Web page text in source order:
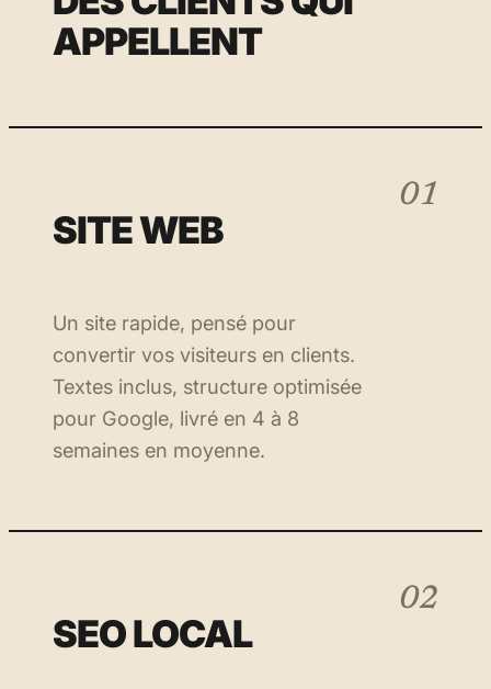
APPELLENT
SITE WEB
01
Un site rapide, pensé pour
convertir vos visiteurs en clients.
Textes inclus, structure optimisée
pour Google, livré en 4 à 8
semaines en moyenne.
SEO LOCAL
02